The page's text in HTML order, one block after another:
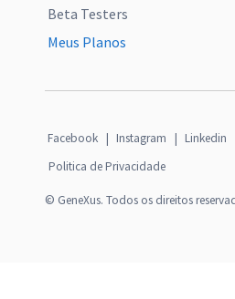
Beta Testers
Meus Planos
Facebook | Instagram | Linkedin
Politica de Privacidade
© GeneXus. Todos os direitos